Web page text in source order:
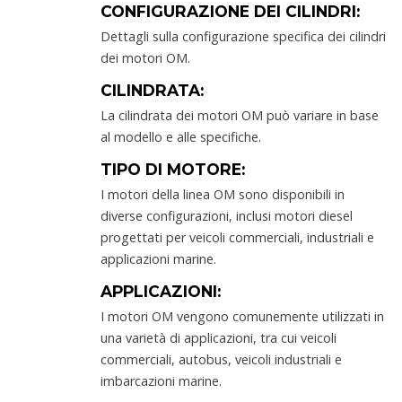
CONFIGURAZIONE DEI CILINDRI:
Dettagli sulla configurazione specifica dei cilindri
dei motori OM.
CILINDRATA:
La cilindrata dei motori OM può variare in base
al modello e alle specifiche.
TIPO DI MOTORE:
I motori della linea OM sono disponibili in
diverse configurazioni, inclusi motori diesel
progettati per veicoli commerciali, industriali e
applicazioni marine.
APPLICAZIONI:
I motori OM vengono comunemente utilizzati in
una varietà di applicazioni, tra cui veicoli
commerciali, autobus, veicoli industriali e
imbarcazioni marine.